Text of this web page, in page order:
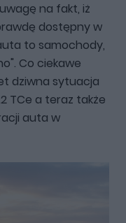
na fakt, iż
dostępny w
to samochody,
Co ciekawe
dziwna sytuacja
TCe a teraz także
auta w